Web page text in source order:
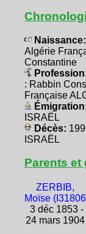
Naissance:
Algérie
Constantine
: Rabbin
Française
ISRAËL
Décès:
ISRAËL
Parents et
ZERBIB,
Moïse
3 déc 1853 -
24 mars 1904